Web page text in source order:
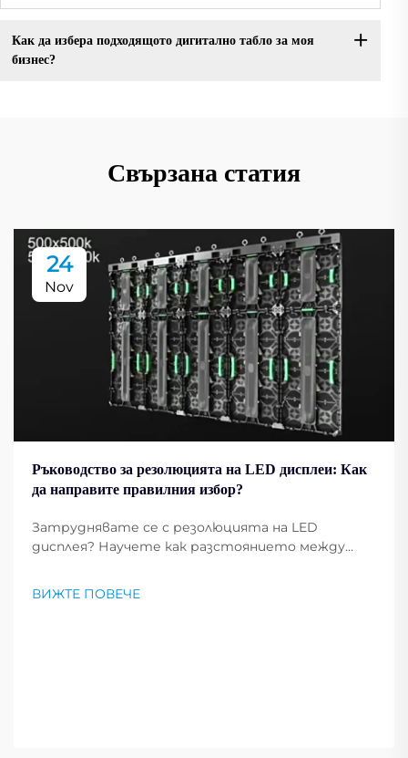
Как да избера подходящото дигитално табло за моя
бизнес?
Свързана статия
24
Nov
Ръководство за резолюцията на LED дисплеи: Как
да направите правилния избор?
Затруднявате се с резолюцията на LED
дисплея? Научете как разстоянието между
ВИЖТЕ ПОВЕЧЕ